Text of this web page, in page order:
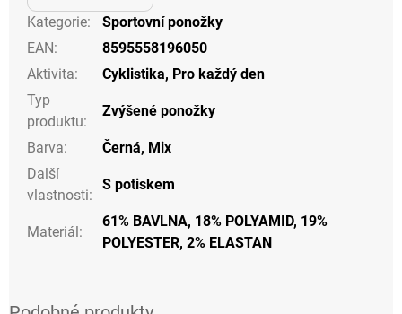
Kategorie:
Sportovní ponožky
EAN:
8595558196050
Aktivita: Cyklistika, Pro každý den
Typ
produktu:
Zvýšené ponožky
Barva: Černá, Mix
Další
vlastnosti:
S potiskem
Materiál:
61% BAVLNA, 18% POLYAMID, 19%
POLYESTER, 2% ELASTAN